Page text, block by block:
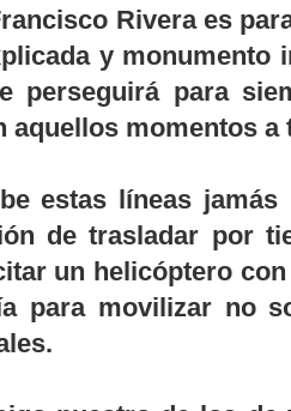
Rivera es
y monumento
perseguirá para
aquellos momentos a
estas líneas
de trasladar por
un helicóptero
para movilizar no